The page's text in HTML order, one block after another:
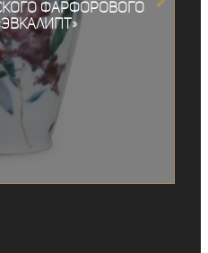
фарфорового